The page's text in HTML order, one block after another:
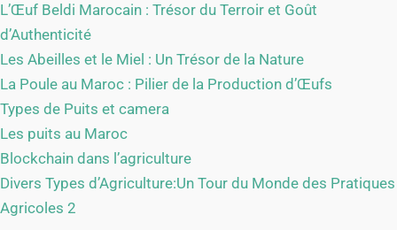
L’Œuf Beldi Marocain : Trésor du Terroir et Goût
d’Authenticité
Les Abeilles et le Miel : Un Trésor de la Nature
La Poule au Maroc : Pilier de la Production d’Œufs
Types de Puits et camera
Les puits au Maroc
Blockchain dans l’agriculture
Divers Types d’Agriculture:Un Tour du Monde des Pratiques
Agricoles 2